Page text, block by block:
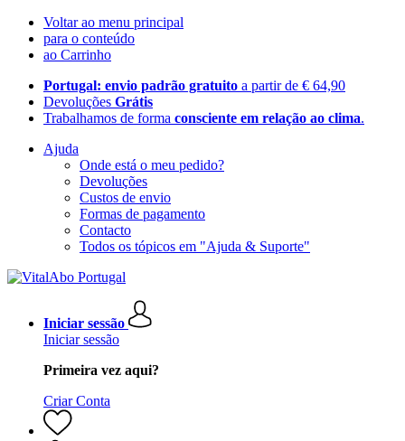
Voltar ao menu principal
para o conteúdo
ao Carrinho
Portugal: envio padrão gratuito a partir de € 64,90
Devoluções Grátis
Trabalhamos de forma consciente em relação ao clima.
Ajuda
Onde está o meu pedido?
Devoluções
Custos de envio
Formas de pagamento
Contacto
Todos os tópicos em "Ajuda & Suporte"
Iniciar sessão
Iniciar sessão
Primeira vez aqui?
Criar Conta